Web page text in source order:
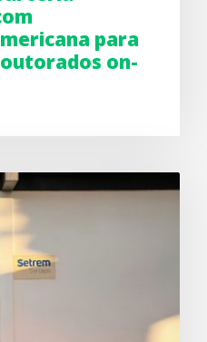
para
on-